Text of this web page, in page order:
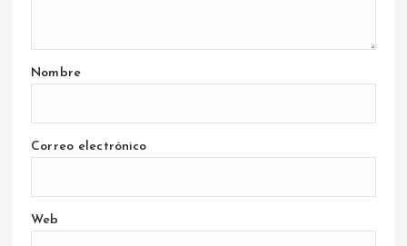
Nombre
Correo electrónico
Web